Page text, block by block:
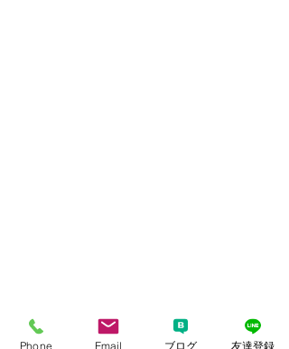
Phone Email ブログ 友達登録